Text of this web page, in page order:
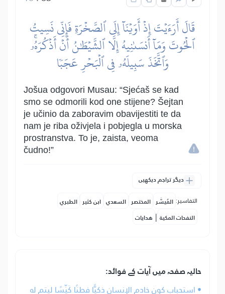
قَالَ أَرَءَيۡتَ إِذۡ أَوَيۡنَآ إِلَى ٱلصَّخۡرَةِ فَإِنِّي نَسِيتُ
ٱلۡحُوتَ وَمَآ أَنسَىٰنِيهُ إِلَّا ٱلشَّيۡطَٰنُ أَنۡ أَذۡكُرَهُۥۚ
وَٱتَّخَذَ سَبِيلَهُۥ فِي ٱلۡبَحۡرِ عَجَبٗا
Jošua odgovori Musau: “Sjećaš se kad
smo se odmorili kod one stijene? Šejtan
je učinio da zaboravim obavijestiti te da
nam je riba oživjela i pobjegla u morska
prostranstva. To je, zaista, veoma
čudno!”
دیگر تراجم دیکھیں
التفاسير: المُيسَّر المختصر السعدي ابن كثير الطبري
النفحات المكية | هدايات
حالیہ صفحہ میں آیات کے فوائد:
• استحباب كون خادم الإنسان ذكيًّا فطنًا كَيِّسًا ليتم له